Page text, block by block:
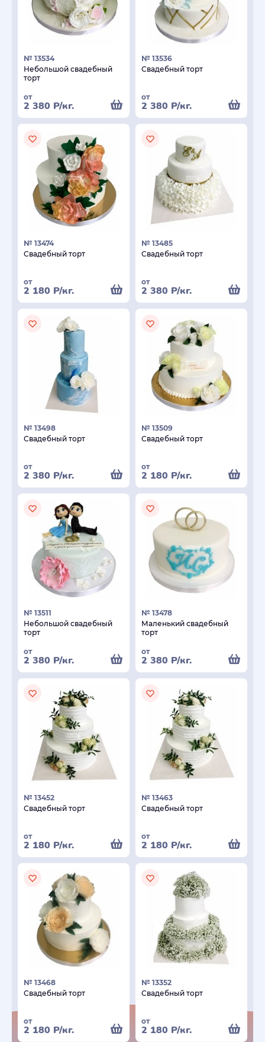
№ 13534
Небольшой свадебный
торт
от
2 380 Р/кг.
№ 13536
Свадебный торт
от
2 380 Р/кг.
№ 13474
Свадебный торт
от
2 180 Р/кг.
№ 13485
Свадебный торт
от
2 380 Р/кг.
№ 13498
Свадебный торт
от
2 380 Р/кг.
№ 13509
Свадебный торт
от
2 180 Р/кг.
№ 13511
Небольшой свадебный
торт
от
2 380 Р/кг.
№ 13478
Маленький свадебный
торт
от
2 380 Р/кг.
№ 13452
Свадебный торт
от
2 180 Р/кг.
№ 13463
Свадебный торт
от
2 180 Р/кг.
№ 13468
Свадебный торт
от
2 180 Р/кг.
№ 13352
Свадебный торт
от
2 180 Р/кг.